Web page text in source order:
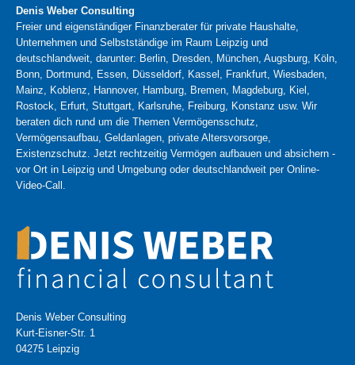
Denis Weber Consulting
Freier und eigenständiger Finanzberater für private Haushalte,
Unternehmen und Selbstständige im Raum Leipzig und
deutschlandweit, darunter: Berlin, Dresden, München, Augsburg, Köln,
Bonn, Dortmund, Essen, Düsseldorf, Kassel, Frankfurt, Wiesbaden,
Mainz, Koblenz, Hannover, Hamburg, Bremen, Magdeburg, Kiel,
Rostock, Erfurt, Stuttgart, Karlsruhe, Freiburg, Konstanz usw. Wir
beraten dich rund um die Themen Vermögensschutz,
Vermögensaufbau, Geldanlagen, private Altersvorsorge,
Existenzschutz. Jetzt rechtzeitig Vermögen aufbauen und absichern -
vor Ort in Leipzig und Umgebung oder deutschlandweit per Online-
Video-Call.
Denis Weber Consulting
Kurt-Eisner-Str. 1
04275 Leipzig